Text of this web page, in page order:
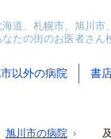
海道、札幌市、旭川市
なたの街のお医者さん
以外の病院 書
旭川市の病院